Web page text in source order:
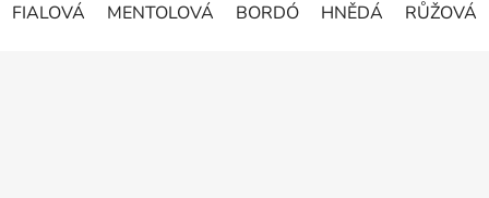
FIALOVÁ MENTOLOVÁ BORDÓ HNĚDÁ RŮŽOVÁ